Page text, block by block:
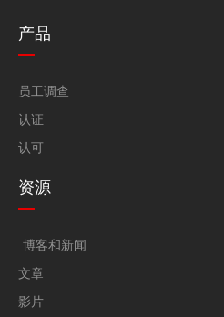
产品
员工调查
认证
认可
资源
博客和新闻
文章
影片